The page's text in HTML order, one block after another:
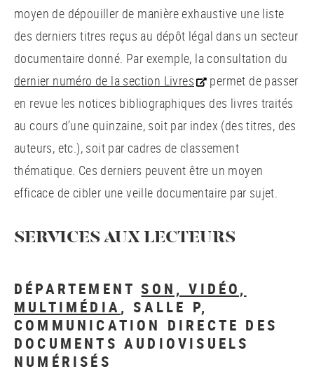
moyen de dépouiller de manière exhaustive une liste
des derniers titres reçus au dépôt légal dans un secteur
documentaire donné. Par exemple, la consultation du
dernier numéro de la section Livres
permet de passer
en revue les notices bibliographiques des livres traités
au cours d’une quinzaine, soit par index (des titres, des
auteurs, etc.), soit par cadres de classement
thématique. Ces derniers peuvent être un moyen
efficace de cibler une veille documentaire par sujet.
SERVICES AUX LECTEURS
DÉPARTEMENTSON, VIDÉO,
MULTIMÉDIA , SALLE P,
COMMUNICATION DIRECTE DES
DOCUMENTS AUDIOVISUELS
NUMÉRISÉS